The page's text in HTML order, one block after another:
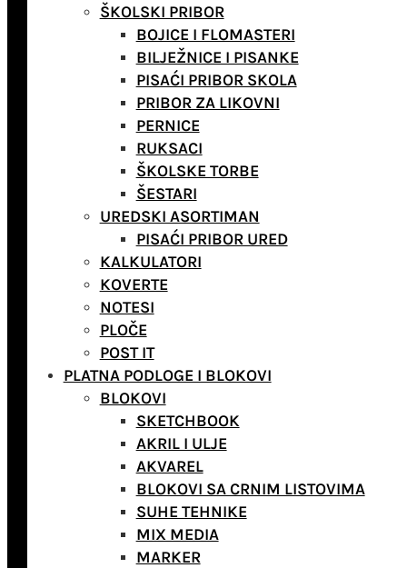
ŠKOLSKI PRIBOR
BOJICE I FLOMASTERI
BILJEŽNICE I PISANKE
PISAĆI PRIBOR SKOLA
PRIBOR ZA LIKOVNI
PERNICE
RUKSACI
ŠKOLSKE TORBE
ŠESTARI
UREDSKI ASORTIMAN
PISAĆI PRIBOR URED
KALKULATORI
KOVERTE
NOTESI
PLOČE
POST IT
PLATNA PODLOGE I BLOKOVI
BLOKOVI
SKETCHBOOK
AKRIL I ULJE
AKVAREL
BLOKOVI SA CRNIM LISTOVIMA
SUHE TEHNIKE
MIX MEDIA
MARKER